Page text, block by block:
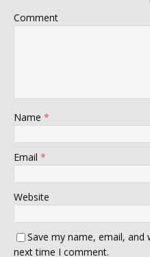
Comment
Name *
Email *
Website
Save my name, email,
next time I comment.